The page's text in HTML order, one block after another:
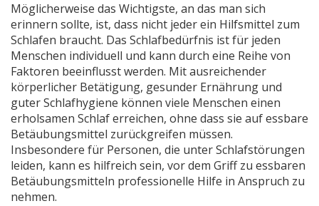
Möglicherweise das Wichtigste, an das man sich
erinnern sollte, ist, dass nicht jeder ein Hilfsmittel zum
Schlafen braucht. Das Schlafbedürfnis ist für jeden
Menschen individuell und kann durch eine Reihe von
Faktoren beeinflusst werden. Mit ausreichender
körperlicher Betätigung, gesunder Ernährung und
guter Schlafhygiene können viele Menschen einen
erholsamen Schlaf erreichen, ohne dass sie auf essbare
Betäubungsmittel zurückgreifen müssen.
Insbesondere für Personen, die unter Schlafstörungen
leiden, kann es hilfreich sein, vor dem Griff zu essbaren
Betäubungsmitteln professionelle Hilfe in Anspruch zu
nehmen.